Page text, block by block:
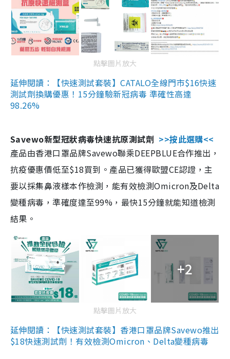
點擊圖片放大
延伸閱讀：【快速測試套裝】CATALO全線門市$16快速
測試劑換購優惠！15分鐘驗新冠病毒 準確性高達
98.26%
Savewo新型冠狀病毒快速抗原測試劑 >>按此選購<<
產品由香港口罩品牌Savewo聯乘DEEPBLUE合作推出，
抗疫優惠價低至$18買到。產品已獲得歐盟CE認證，主
要以採集鼻液樣本作檢測，能有效檢測Omicron及Delta
變種病毒，準確度達至99%，最快15分鐘就能知道檢測
結果。
+2
點擊圖片放大
延伸閱讀：【快速測試套裝】香港口罩品牌Savewo推出
$18快速測試劑！有效檢測Omicron、Delta變種病毒